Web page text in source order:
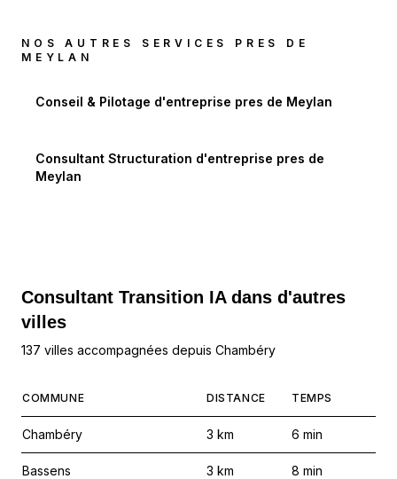
NOS AUTRES SERVICES PRES DE
MEYLAN
Conseil & Pilotage d'entreprise pres de Meylan
Consultant Structuration d'entreprise pres de
Meylan
Consultant Transition IA dans d'autres
villes
137 villes accompagnées depuis Chambéry
COMMUNE DISTANCE TEMPS
Chambéry 3 km 6 min
Bassens 3 km 8 min